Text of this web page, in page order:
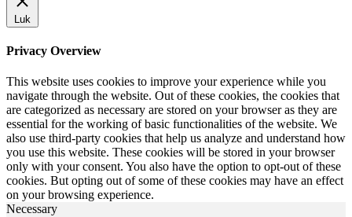
Luk
Privacy Overview
This website uses cookies to improve your experience while you
navigate through the website. Out of these cookies, the cookies that
are categorized as necessary are stored on your browser as they are
essential for the working of basic functionalities of the website. We
also use third-party cookies that help us analyze and understand how
you use this website. These cookies will be stored in your browser
only with your consent. You also have the option to opt-out of these
cookies. But opting out of some of these cookies may have an effect
on your browsing experience.
Necessary